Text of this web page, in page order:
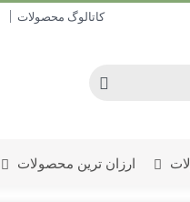
کاتالوگ محصولات
ارزان ترین محصولات